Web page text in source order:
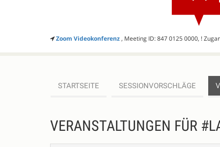
Zoom Videokonferenz, Meeting ID: 847 0125 0000, !
STARTSEITE SESSIONVORSCHLÄGE
VERANSTALTUNGEN FÜR